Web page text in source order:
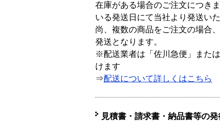
在庫がある場合のご注文につき
いる発送日にて当社より発送い
尚、複数の商品をご注文の場合
発送となります。
※配送業者は「佐川急便」また
けます
⇒配送について詳しくはこちら
見積書・請求書・納品書等の